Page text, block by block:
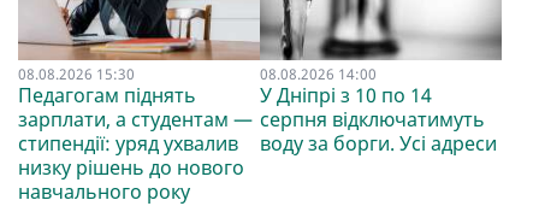
08.08.2026 15:30
Педагогам піднять
зарплати, а студентам —
стипендії: уряд ухвалив
низку рішень до нового
навчального року
08.08.2026 14:00
У Дніпрі з 10 по 14
серпня відключатимуть
воду за борги. Усі адреси